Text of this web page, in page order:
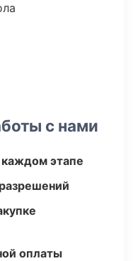
с нами
каждом этапе
оплаты